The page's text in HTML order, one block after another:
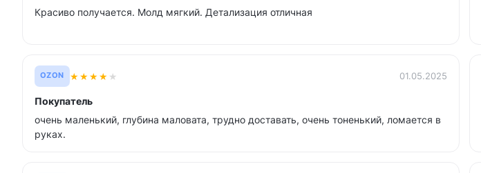
Красиво получается. Молд мягкий. Детализация отличная
OZON ★★★★ ★ 01.05.2025
Покупатель
очень маленький, глубина маловата, трудно доставать, очень тоненький, ломается в
руках.